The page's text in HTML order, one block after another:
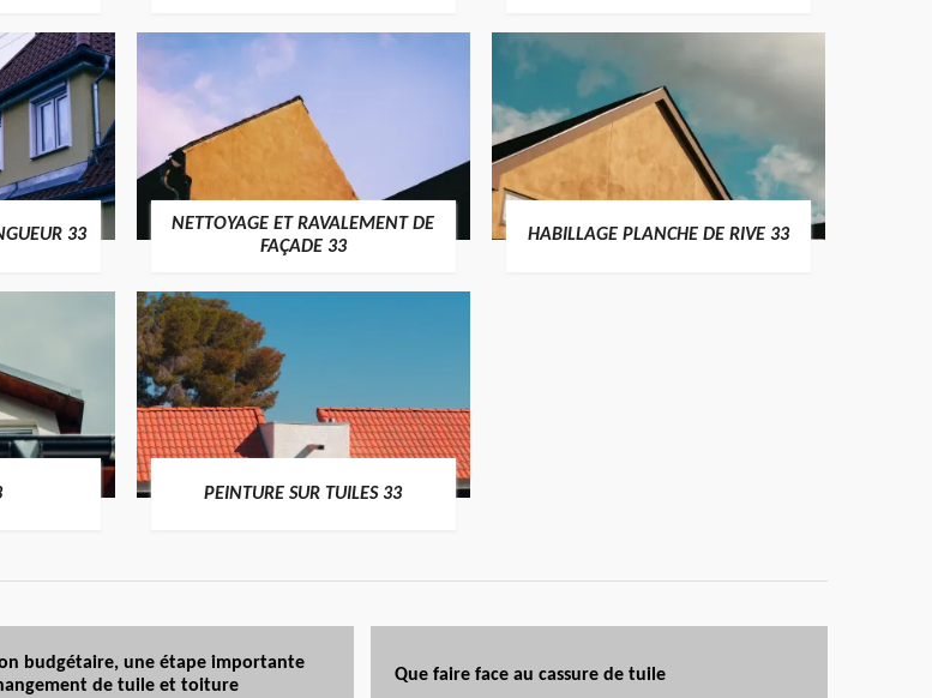
33
NETTOYAGE ET RAVALEMENT DE
FAÇADE 33
HABILLAGE PLANCHE DE RIVE 33
PEINTURE SUR TUILES 33
budgétaire, une étape importante
de tuile et toiture
Que faire face au cassure de tuile